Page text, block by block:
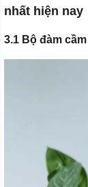
nhất hiện nay
3.1 Bộ đàm